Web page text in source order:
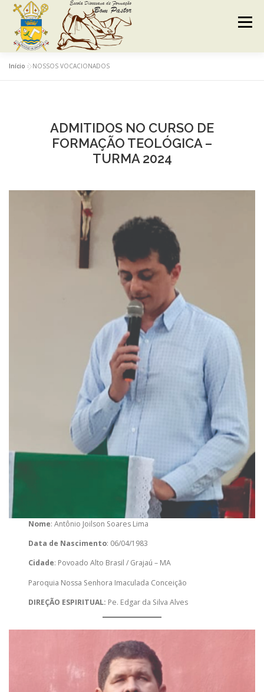
Menu
AMBIENTE VIRTUAL DE APRENDIZAGEM
Início »NOSSOS VOCACIONADOS
ADMITIDOS NO CURSO DE
FORMAÇÃO TEOLÓGICA –
TURMA 2024
Nome: Antônio Joilson Soares Lima
Data de Nascimento: 06/04/1983
Cidade: Povoado Alto Brasil / Grajaú – MA
Paroquia Nossa Senhora Imaculada Conceição
DIREÇÃO ESPIRITUAL: Pe. Edgar da Silva Alves